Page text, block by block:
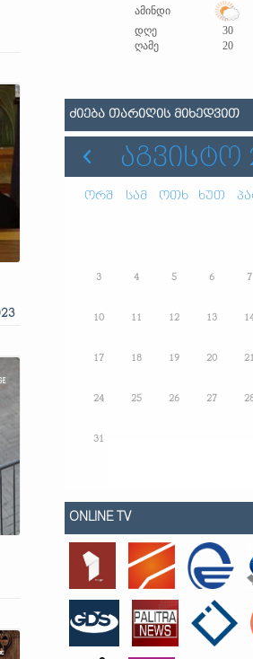
ამინდი
დღე
30
ღამე
20
ᲫᲘᲔᲑᲐ ᲗᲐᲠᲘᲦᲘᲡ ᲛᲘᲮᲔᲓᲕᲘᲗ
ᲐᲒᲕᲘᲡᲢᲝ
ორშ სამ ოთხ ხუთ
3 4 5 6 7
10 11 12 13
17 18 19 20 21
24 25 26 27
31
ONLINE TV